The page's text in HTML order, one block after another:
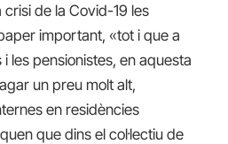
de la Covid-19 les
important, «tot i que a
i les pensionistes, en aquesta
un preu molt alt,
en residències
que dins el col·lectiu de